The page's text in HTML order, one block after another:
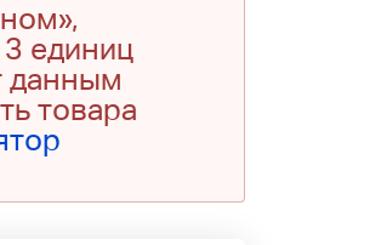
единиц
данным
товара